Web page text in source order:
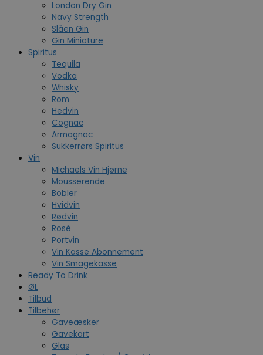
London Dry Gin
Navy Strength
Slåen Gin
Gin Miniature
Spiritus
Tequila
Vodka
Whisky
Rom
Hedvin
Cognac
Armagnac
Sukkerrørs Spiritus
Vin
Michaels Vin Hjørne
Mousserende
Bobler
Hvidvin
Rødvin
Rosé
Portvin
Vin Kasse Abonnement
Vin Smagekasse
Ready To Drink
ØL
Tilbud
Tilbehør
Gaveæsker
Gavekort
Glas